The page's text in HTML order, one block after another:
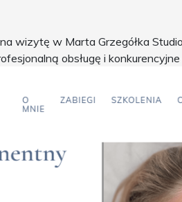
wizytę w Marta Grzegółka
obsługę i konkurencyjne